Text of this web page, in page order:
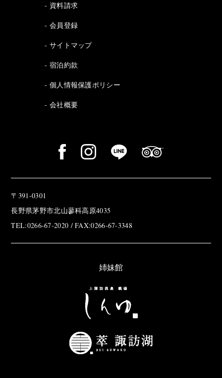
資料請求
会員登録
サイトマップ
宿泊約款
個人情報保護ポリシー
会社概要
〒391-0301
長野県茅野市北山蓼科高原4035
TEL:0266-67-2020 / FAX:0266-67-3348
姉妹館